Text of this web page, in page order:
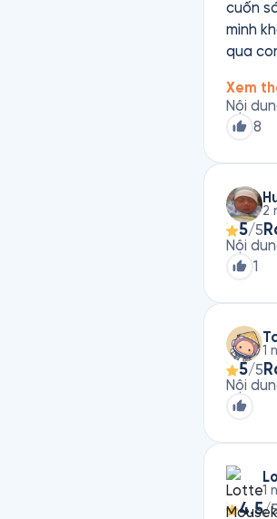
cuốn
mình
qua
vượt
giọng
vấn đề
Xem
Nội
8
2
5/5
Nội
1
1
5/5
Nội
1
4.5/